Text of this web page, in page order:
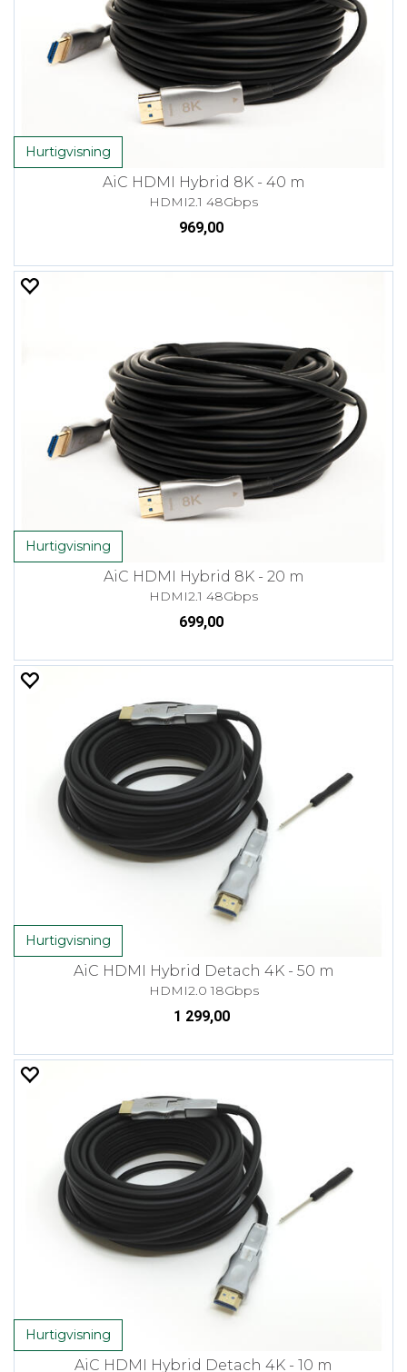
Hurtigvisning
AiC HDMI Hybrid 8K - 40 m
HDMI2.1 48Gbps
969,00
Hurtigvisning
AiC HDMI Hybrid 8K - 20 m
HDMI2.1 48Gbps
699,00
Hurtigvisning
AiC HDMI Hybrid Detach 4K - 50 m
HDMI2.0 18Gbps
1 299,00
Hurtigvisning
AiC HDMI Hybrid Detach 4K - 10 m